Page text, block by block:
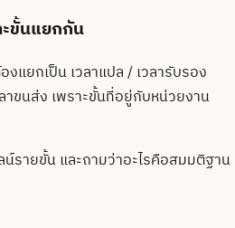
ขั้นแยกกัน
งแยกเป็น เวลาแปล / เวลารับรอง
าขนส่ง เพราะขั้นที่อยู่กับหน่วยงาน
น์รายขั้น และถามว่าอะไรคือสมมติฐาน